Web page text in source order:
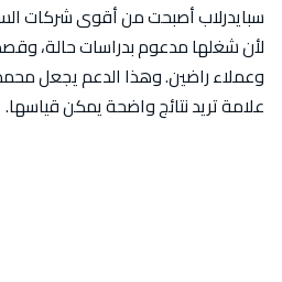
سبايدرلاب أصبحت من أقوى شركات
لأن شغلها مدعوم بدراسات حالة،
وعملاء راضين. وهذا الدعم يجعل
علامة تريد نتائج واضحة يمكن قياسها.